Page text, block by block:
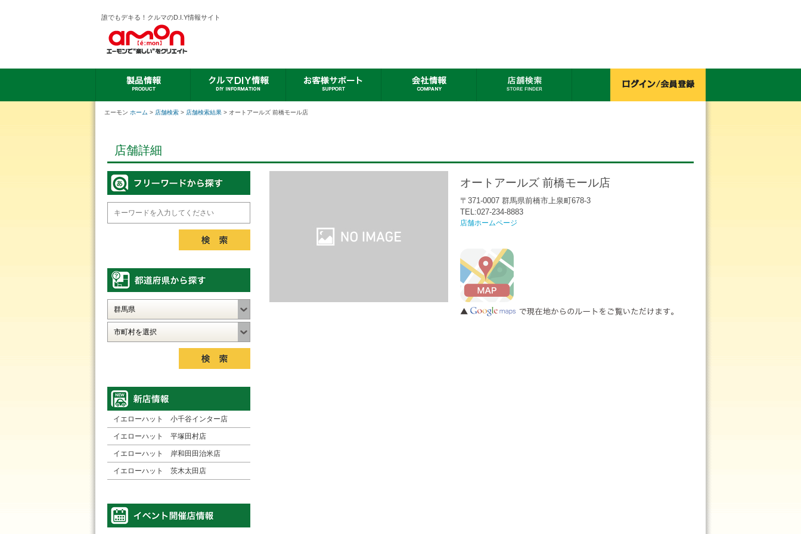
誰でもデキる！クルマのD.I.Y情報サイト
エーモン ホーム > 店舗検索 > 店舗検索結果 > オートアールズ 前橋モール店
店舗詳細
イエローハット 小千谷インター店
イエローハット 平塚田村店
イエローハット 岸和田田治米店
イエローハット 茨木太田店
オートアールズ 前橋モール店
〒371-0007 群馬県前橋市上泉町678-3
TEL:027-234-8883
店舗ホームページ